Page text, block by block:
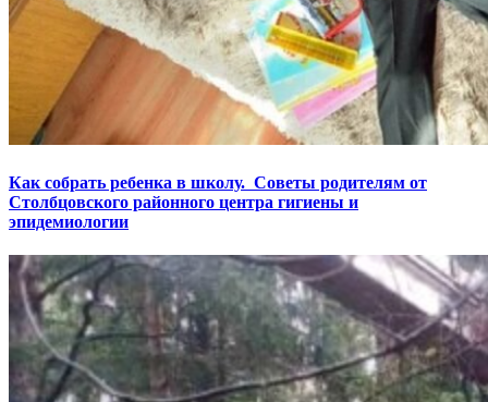
Как собрать ребенка в школу. Советы родителям от
Столбцовского районного центра гигиены и
эпидемиологии